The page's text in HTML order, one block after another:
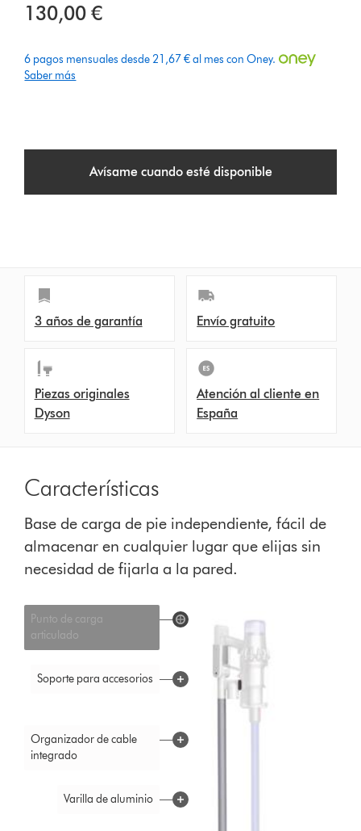
130,00 €
6 pagos mensuales desde 21,67 € al mes con Oney.
Saber más
Avísame cuando esté disponible
3 años de garantía Envío gratuito
Piezas originales
Dyson
Atención al cliente en
España
Características
Base de carga de pie independiente, fácil de
almacenar en cualquier lugar que elijas sin
necesidad de fijarla a la pared.
Punto de carga
articulado
Soporte para accesorios
Organizador de cable
integrado
Varilla de aluminio